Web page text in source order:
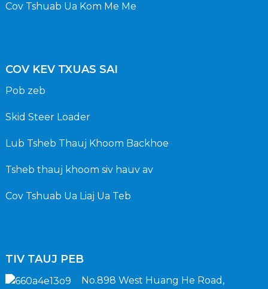
Cov Tshuab Ua Kom Me Me
COV KEV TXUAS SAI
Pob zeb
Skid Steer Loader
Lub Tsheb Thauj Khoom Backhoe
Tsheb thauj khoom siv hauv av
Cov Tshuab Ua Liaj Ua Teb
TIV TAUJ PEB
No.898 West Huang He Road,